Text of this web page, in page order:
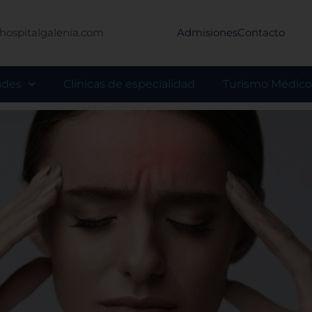
AdmisionesContacto
Clínicas de especialidad Turismo Médico